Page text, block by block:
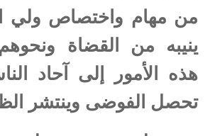
من مهام واختصاص ولي
ينيبه من القضاة
هذه الأمور إلى آحاد
تحصل الفوضى وينتشر